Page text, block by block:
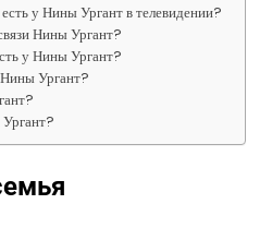
у Нины Ургант в телевидении?
Нины Ургант?
у Нины Ургант?
Ургант?